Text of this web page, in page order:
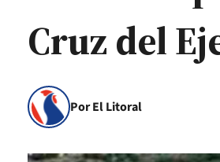
Cruz del
Por El Litoral